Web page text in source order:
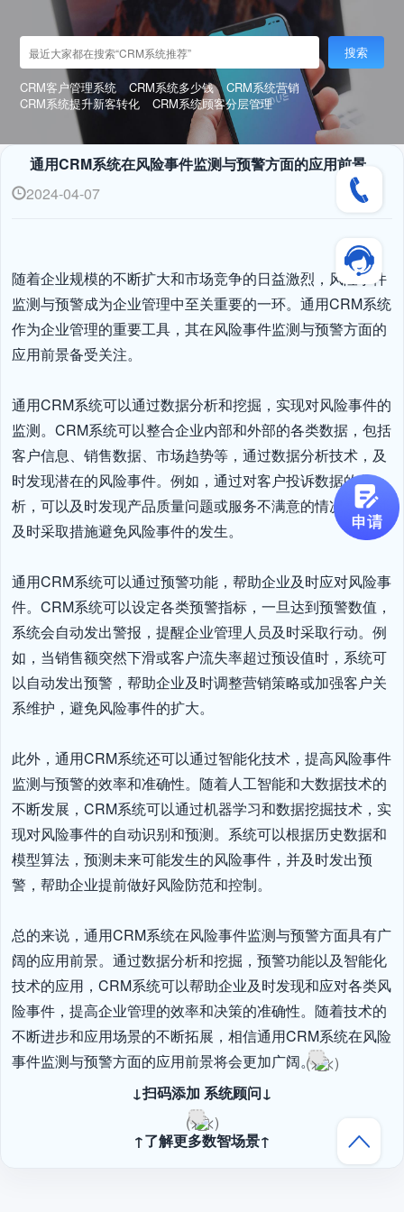
搜索
CRM客户管理系统 CRM系统多少钱
CRM系统营销
CRM系统提升新客转化
CRM系统顾客分层管理
通用CRM系统在风险事件监测与预警方面的应用前景
2024-04-07
随着企业规模的不断扩大和市场竞争的日益激烈，风险事件
监测与预警成为企业管理中至关重要的一环。通用CRM系统
作为企业管理的重要工具，其在风险事件监测与预警方面的
应用前景备受关注。
通用CRM系统可以通过数据分析和挖掘，实现对风险事件的
监测。CRM系统可以整合企业内部和外部的各类数据，包括
客户信息、销售数据、市场趋势等，通过数据分析技术，及
时发现潜在的风险事件。例如，通过对客户投诉数据的分
析，可以及时发现产品质量问题或服务不满意的情况，从而
及时采取措施避免风险事件的发生。
通用CRM系统可以通过预警功能，帮助企业及时应对风险事
件。CRM系统可以设定各类预警指标，一旦达到预警数值，
系统会自动发出警报，提醒企业管理人员及时采取行动。例
如，当销售额突然下滑或客户流失率超过预设值时，系统可
以自动发出预警，帮助企业及时调整营销策略或加强客户关
系维护，避免风险事件的扩大。
此外，通用CRM系统还可以通过智能化技术，提高风险事件
监测与预警的效率和准确性。随着人工智能和大数据技术的
不断发展，CRM系统可以通过机器学习和数据挖掘技术，实
现对风险事件的自动识别和预测。系统可以根据历史数据和
模型算法，预测未来可能发生的风险事件，并及时发出预
警，帮助企业提前做好风险防范和控制。
总的来说，通用CRM系统在风险事件监测与预警方面具有广
阔的应用前景。通过数据分析和挖掘，预警功能以及智能化
技术的应用，CRM系统可以帮助企业及时发现和应对各类风
险事件，提高企业管理的效率和决策的准确性。随着技术的
不断进步和应用场景的不断拓展，相信通用CRM系统在风险
事件监测与预警方面的应用前景将会更加广阔。
↓扫码添加 系统顾问↓
↑了解更多数智场景↑